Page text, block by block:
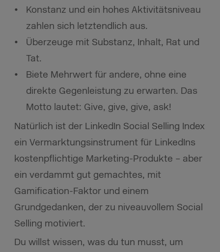
Konstanz und ein hohes Aktivitätsniveau
zahlen sich letztendlich aus.
Überzeuge mit Substanz, Inhalt, Rat und
Tat.
Biete Mehrwert für andere, ohne eine
direkte Gegenleistung zu erwarten. Das
Motto lautet: Give, give, give, ask!
Natürlich ist der LinkedIn Social Selling Index
ein Vermarktungsinstrument für LinkedIns
kostenpflichtige Marketing-Produkte – aber
ein verdammt gut gemachtes, mit
Gamification-Faktor und einem
Grundgedanken, der zu niveauvollem Social
Selling motiviert.
Du willst wissen, was du tun musst, um